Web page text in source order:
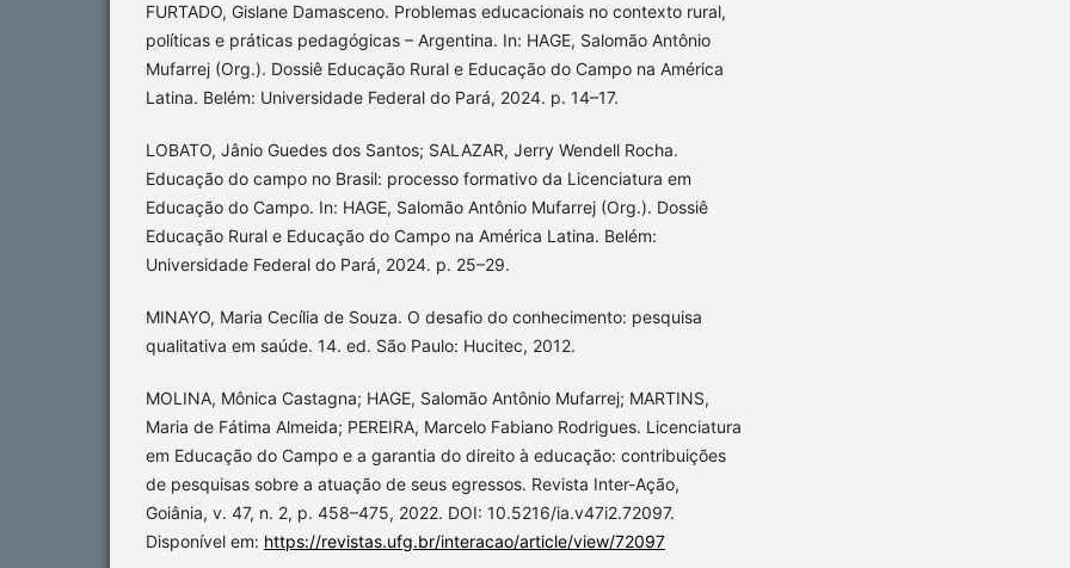
FURTADO, Gislane Damasceno. Problemas educacionais no contexto rural,
políticas e práticas pedagógicas – Argentina. In: HAGE, Salomão Antônio
Mufarrej (Org.). Dossiê Educação Rural e Educação do Campo na América
Latina. Belém: Universidade Federal do Pará, 2024. p. 14–17.
LOBATO, Jânio Guedes dos Santos; SALAZAR, Jerry Wendell Rocha.
Educação do campo no Brasil: processo formativo da Licenciatura em
Educação do Campo. In: HAGE, Salomão Antônio Mufarrej (Org.). Dossiê
Educação Rural e Educação do Campo na América Latina. Belém:
Universidade Federal do Pará, 2024. p. 25–29.
MINAYO, Maria Cecília de Souza. O desafio do conhecimento: pesquisa
qualitativa em saúde. 14. ed. São Paulo: Hucitec, 2012.
MOLINA, Mônica Castagna; HAGE, Salomão Antônio Mufarrej; MARTINS,
Maria de Fátima Almeida; PEREIRA, Marcelo Fabiano Rodrigues. Licenciatura
em Educação do Campo e a garantia do direito à educação: contribuições
de pesquisas sobre a atuação de seus egressos. Revista Inter-Ação,
Goiânia, v. 47, n. 2, p. 458–475, 2022. DOI: 10.5216/ia.v47i2.72097.
Disponível em: https://revistas.ufg.br/interacao/article/view/72097